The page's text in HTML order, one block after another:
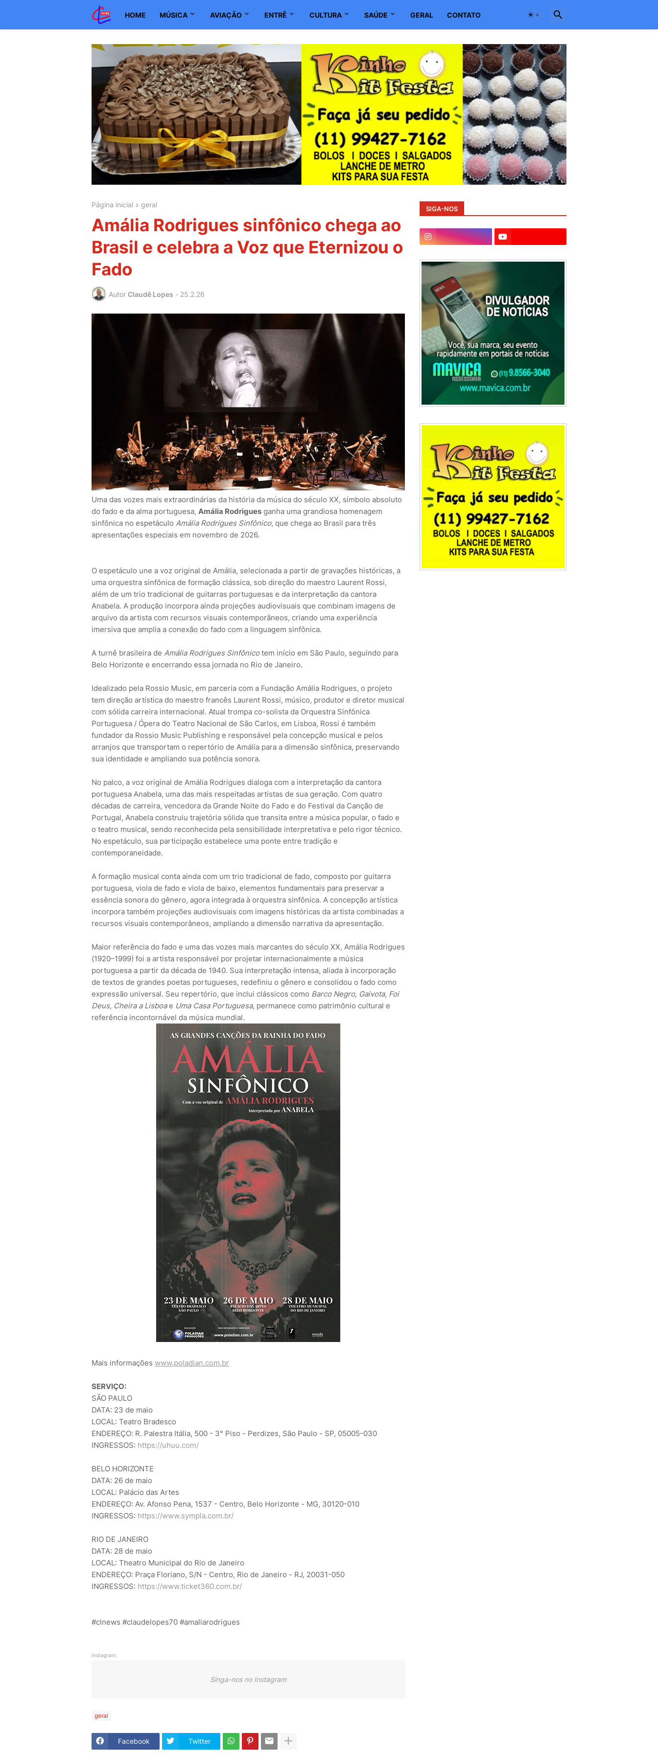
HOME MÚSICA AVIAÇÃO ENTRÊ CULTURA SAÚDE GERAL CONTATO
Página inicial geral
Amália Rodrigues sinfônico chega ao
Brasil e celebra a Voz que Eternizou o
Fado
Autor Claudê Lopes - 25.2.26
Uma das vozes mais extraordinárias da história da música do século XX, símbolo absoluto
do fado e da alma portuguesa, Amália Rodrigues ganha uma grandiosa homenagem
sinfônica no espetáculo Amália Rodrigues Sinfônico, que chega ao Brasil para três
apresentações especiais em novembro de 2026.
O espetáculo une a voz original de Amália, selecionada a partir de gravações históricas, a
uma orquestra sinfônica de formação clássica, sob direção do maestro Laurent Rossi,
além de um trio tradicional de guitarras portuguesas e da interpretação da cantora
Anabela. A produção incorpora ainda projeções audiovisuais que combinam imagens de
arquivo da artista com recursos visuais contemporâneos, criando uma experiência
imersiva que amplia a conexão do fado com a linguagem sinfônica.
A turnê brasileira de Amália Rodrigues Sinfônicotem início em São Paulo, seguindo para
Belo Horizonte e encerrando essa jornada no Rio de Janeiro.
Idealizado pela Rossio Music, em parceria com a Fundação Amália Rodrigues, o projeto
tem direção artística do maestro francês Laurent Rossi, músico, produtor e diretor musical
com sólida carreira internacional. Atual trompa co-solista da Orquestra Sinfônica
Portuguesa / Ópera do Teatro Nacional de São Carlos, em Lisboa, Rossi é também
fundador da Rossio Music Publishing e responsável pela concepção musical e pelos
arranjos que transportam o repertório de Amália para a dimensão sinfônica, preservando
sua identidade e ampliando sua potência sonora.
No palco, a voz original de Amália Rodrigues dialoga com a interpretação da cantora
portuguesa Anabela, uma das mais respeitadas artistas de sua geração. Com quatro
décadas de carreira, vencedora da Grande Noite do Fado e do Festival da Canção de
Portugal, Anabela construiu trajetória sólida que transita entre a música popular, o fado e
o teatro musical, sendo reconhecida pela sensibilidade interpretativa e pelo rigor técnico.
No espetáculo, sua participação estabelece uma ponte entre tradição e
contemporaneidade.
A formação musical conta ainda com um trio tradicional de fado, composto por guitarra
portuguesa, viola de fado e viola de baixo, elementos fundamentais para preservar a
essência sonora do gênero, agora integrada à orquestra sinfônica. A concepção artística
incorpora também projeções audiovisuais com imagens históricas da artista combinadas a
recursos visuais contemporâneos, ampliando a dimensão narrativa da apresentação.
Maior referência do fado e uma das vozes mais marcantes do século XX, Amália Rodrigues
(1920–1999) foi a artista responsável por projetar internacionalmente a música
portuguesa a partir da década de 1940. Sua interpretação intensa, aliada à incorporação
de textos de grandes poetas portugueses, redefiniu o gênero e consolidou o fado como
expressão universal. Seu repertório, que inclui clássicos como Barco Negro, Gaivota, Foi
Deus, Cheira a Lisboae Uma Casa Portuguesa, permanece como patrimônio cultural e
referência incontornável da música mundial.
Mais informações www.poladian.com.br
SERVIÇO:
SÃO PAULO
DATA: 23 de maio
LOCAL: Teatro Bradesco
ENDEREÇO: R. Palestra Itália, 500 - 3° Piso - Perdizes, São Paulo - SP, 05005-030
INGRESSOS: https://uhuu.com/
BELO HORIZONTE
DATA: 26 de maio
LOCAL: Palácio das Artes
ENDEREÇO: Av. Afonso Pena, 1537 - Centro, Belo Horizonte - MG, 30120-010
INGRESSOS: https://www.sympla.com.br/
RIO DE JANEIRO
DATA: 28 de maio
LOCAL: Theatro Municipal do Rio de Janeiro
ENDEREÇO: Praça Floriano, S/N - Centro, Rio de Janeiro - RJ, 20031-050
INGRESSOS: https://www.ticket360.com.br/
#clnews #claudelopes70 #amaliarodrigues
Instagram:
Singa-nos no Instagram
geral
Facebook Twitter
SIGA-NOS